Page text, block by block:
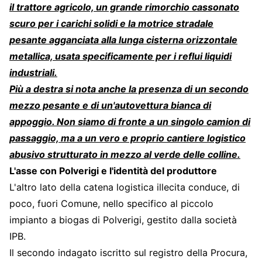
il trattore agricolo, un grande rimorchio cassonato
scuro per i carichi solidi e la motrice stradale
pesante agganciata alla lunga cisterna orizzontale
metallica, usata specificamente per i reflui liquidi
industriali.
Più a destra si nota anche la presenza di un secondo
mezzo pesante e di un'autovettura bianca di
appoggio. Non siamo di fronte a un singolo camion di
passaggio, ma a un vero e proprio cantiere logistico
abusivo strutturato in mezzo al verde delle colline.
L'asse con Polverigi e l'identità del produttore
L'altro lato della catena logistica illecita conduce, di
poco, fuori Comune, nello specifico al piccolo
impianto a biogas di Polverigi, gestito dalla società
IPB.
Il secondo indagato iscritto sul registro della Procura,